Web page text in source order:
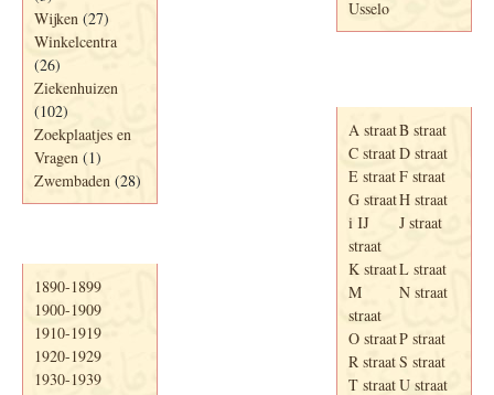
Wijken (27)
Winkelcentra
(26)
Ziekenhuizen
(102)
Zoekplaatjes en
Vragen (1)
Zwembaden (28)
1890-1899
1900-1909
1910-1919
1920-1929
1930-1939
Usselo
A straatB straat
C straatD straat
E straatF straat
G straatH straat
i IJ
straat
J straat
K straatL straat
M
straat
N straat
O straatP straat
R straatS straat
T straatU straat